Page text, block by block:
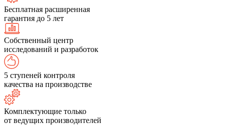
Бесплатная расширенная
гарантия до 5 лет
Собственный центр
исследований и разработок
5 ступеней контроля
качества на производстве
Комплектующие только
от ведущих производителей